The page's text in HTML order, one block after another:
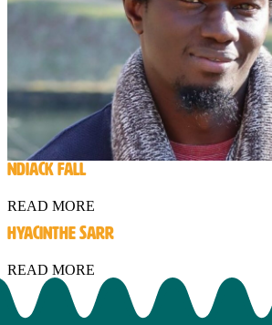
NDIACK FALL
READ MORE
HYACINTHE SARR
READ MORE